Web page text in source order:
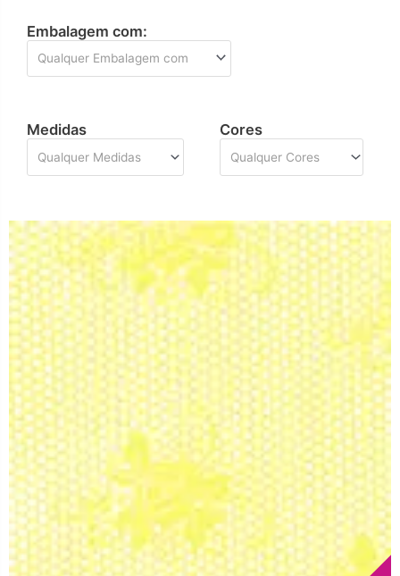
Embalagem com:
Qualquer Embalagem com
Medidas
Qualquer Medidas
Cores
Qualquer Cores